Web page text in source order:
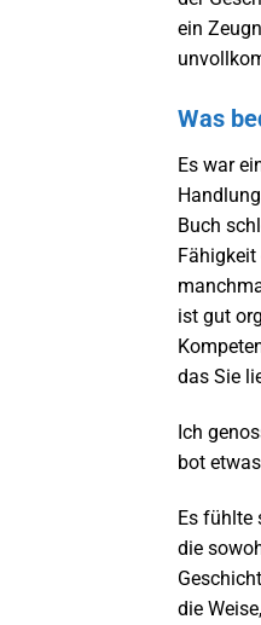
ein
Was
Es war
Buch
ist gut
das Sie
Ich
bot
Es fühlte
die
die